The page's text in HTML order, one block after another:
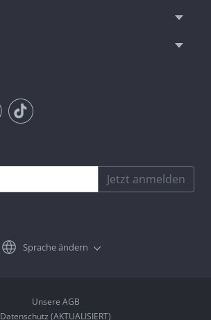
Jetzt anmelden
Sprache ändern
Unsere AGB
Datenschutz (AKTUALISIERT)